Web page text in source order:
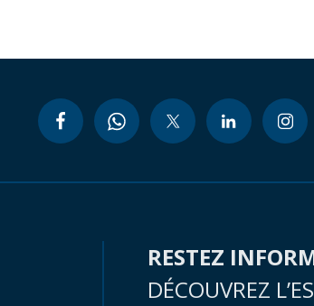
RESTEZ
DÉCOUVREZ